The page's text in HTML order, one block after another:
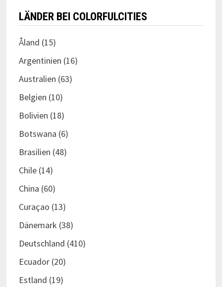
LÄNDER BEI COLORFULCITIES
Åland (15)
Argentinien (16)
Australien (63)
Belgien (10)
Bolivien (18)
Botswana (6)
Brasilien (48)
Chile(14)
China (60)
Curaçao (13)
Dänemark (38)
Deutschland (410)
Ecuador(20)
Estland (19)